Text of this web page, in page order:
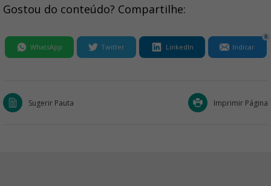
Gostou do conteúdo? Compartilhe:
WhatsApp Twitter LinkedIn Indicar
0
Sugerir Pauta Imprimir Página